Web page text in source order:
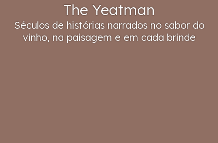
The Yeatman
Séculos de histórias narrados no sabor do
vinho, na paisagem e em cada brinde